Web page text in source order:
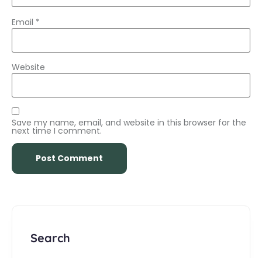
Email *
Website
Save my name, email, and website in this browser for the
next time I comment.
Search